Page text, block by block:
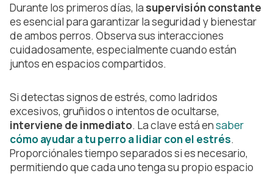
Durante los primeros días, la supervisión constante
es esencial para garantizar la seguridad y bienestar
de ambos perros. Observa sus interacciones
cuidadosamente, especialmente cuando están
juntos en espacios compartidos.
Si detectas signos de estrés, como ladridos
excesivos, gruñidos o intentos de ocultarse,
interviene de inmediato. La clave está ensaber
cómo ayudar a tu perro a lidiar con el estrés.
Proporciónales tiempo separados si es necesario,
permitiendo que cada uno tenga su propio espacio